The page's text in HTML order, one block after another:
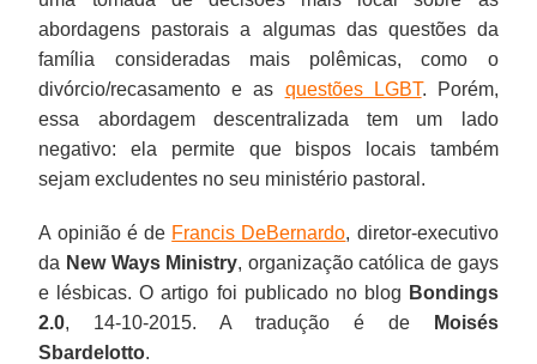
abordagens pastorais a algumas das questões da
família consideradas mais polêmicas, como o
divórcio/recasamento e as questões LGBT. Porém,
essa abordagem descentralizada tem um lado
negativo: ela permite que bispos locais também
sejam excludentes no seu ministério pastoral.
A opinião é de Francis DeBernardo, diretor-executivo
da New Ways Ministry, organização católica de gays
e lésbicas. O artigo foi publicado no blog Bondings
2.0, 14-10-2015. A tradução é de
Moisés
Sbardelotto.